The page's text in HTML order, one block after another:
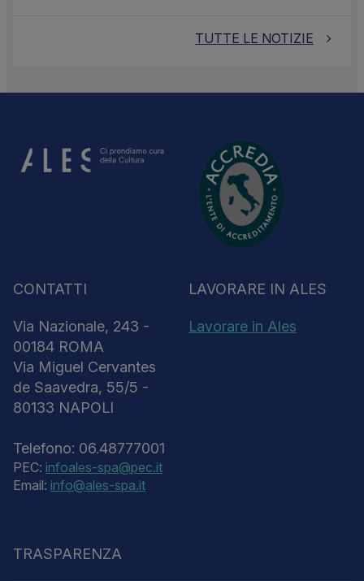
TUTTE LE NOTIZIE
CONTATTI
Via Nazionale, 243 -
00184 ROMA
Via Miguel Cervantes
de Saavedra, 55/5 -
80133 NAPOLI
Telefono: 06.48777001
PEC: infoales-spa@pec.it
Email: info@ales-spa.it
LAVORARE IN ALES
Lavorare in Ales
TRASPARENZA